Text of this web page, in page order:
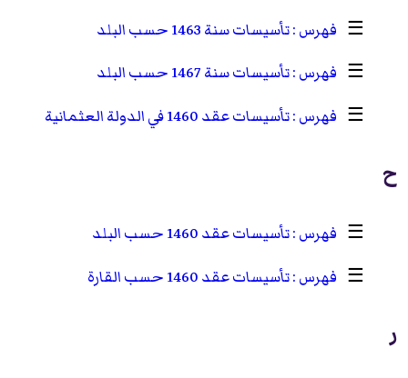
☰
تأسيسات سنة 1463 حسب البلد
☰
تأسيسات سنة 1467 حسب البلد
☰
تأسيسات عقد 1460 في الدولة العثمانية
ح
☰
تأسيسات عقد 1460 حسب البلد
☰
تأسيسات عقد 1460 حسب القارة
ر